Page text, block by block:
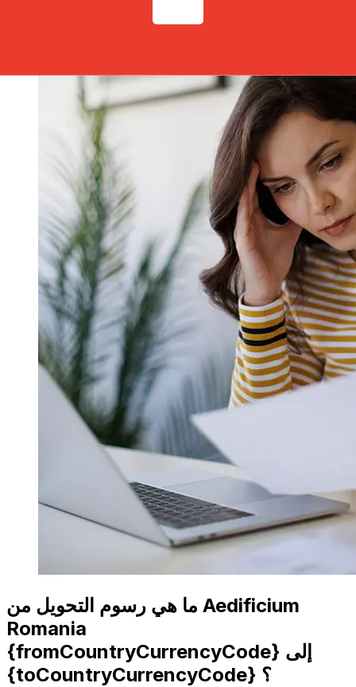
ما هي رسوم التحويل من Aedificium
Romania
{fromCountryCurrencyCode} إلى
{toCountryCurrencyCode} ؟